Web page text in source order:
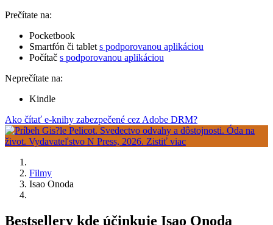
Prečítate na:
Pocketbook
Smartfón či tablet s podporovanou aplikáciou
Počítač s podporovanou aplikáciou
Neprečítate na:
Kindle
Ako čítať e-knihy zabezpečené cez Adobe DRM?
Filmy
Isao Onoda
Bestsellery kde účinkuje Isao Onoda